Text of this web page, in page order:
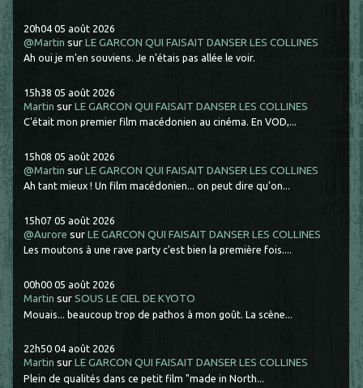
20h04 05 août 2026
@Martin surLE GARCON QUI FAISAIT DANSER LES COLLINES
Ah oui je m'en souviens. Je n'étais pas allée le voir.
15h38 05 août 2026
Martin surLE GARCON QUI FAISAIT DANSER LES COLLINES
C'était mon premier film macédonien au cinéma. En VOD,...
15h08 05 août 2026
@Martin surLE GARCON QUI FAISAIT DANSER LES COLLINES
Ah tant mieux ! Un film macédonien... on peut dire qu'on...
15h07 05 août 2026
@Aurore surLE GARCON QUI FAISAIT DANSER LES COLLINES
Les moutons à une rave party c'est bien la première fois....
00h00 05 août 2026
Martin surSOUS LE CIEL DE KYOTO
Mouais... beaucoup trop de pathos à mon goût. La scène...
22h50 04 août 2026
Martin surLE GARCON QUI FAISAIT DANSER LES COLLINES
Plein de qualités dans ce petit film "made in North...